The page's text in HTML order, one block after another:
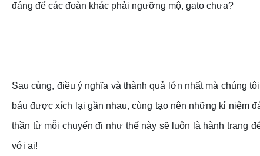
đáng để các đoàn khác phải ngưỡng mộ, gato chưa?
Sau cùng, điều ý nghĩa và thành quả lớn nhất mà chúng
báu được xích lại gần nhau, cùng tạo nên những kỉ niệm
thần từ mỗi chuyến đi như thế này sẽ luôn là hành trang
với ai!